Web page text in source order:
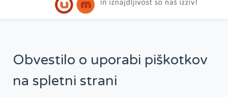
Obvestilo o uporabi piškotkov
na spletni strani